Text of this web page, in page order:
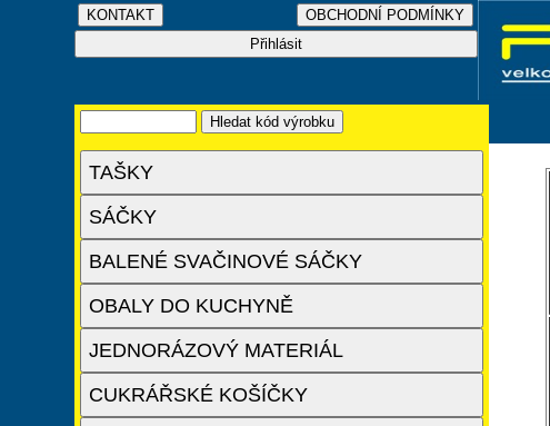
TAŠKY
SÁČKY
BALENÉ SVAČINOVÉ SÁČKY
OBALY DO KUCHYNĚ
JEDNORÁZOVÝ MATERIÁL
CUKRÁŘSKÉ KOŠÍČKY